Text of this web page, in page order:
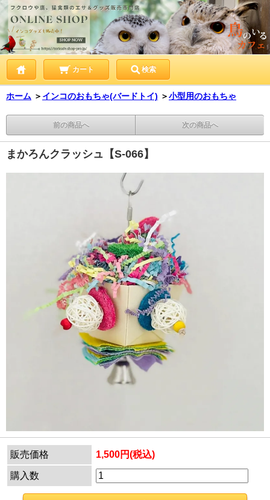
カート 検索
ホーム ＞ インコのおもちゃ(バードトイ) ＞小型用のおもちゃ
前の商品へ 次の商品へ
まかろんクラッシュ【S-066】
販売価格 1,500円(税込)
購入数